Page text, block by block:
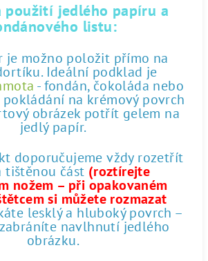
použití jedlého papíru a
listu:
je možno položit přímo na
Ideální podklad je
- fondán, čokoláda nebo
pokládání na krémový povrch
obrázek potřít gelem na
jedlý papír.
doporučujeme vždy rozetřít
tištěnou část (roztírejte
nožem – při opakovaném
si můžete rozmazat
lesklý a hluboký povrch –
navlhnutí jedlého
obrázku.